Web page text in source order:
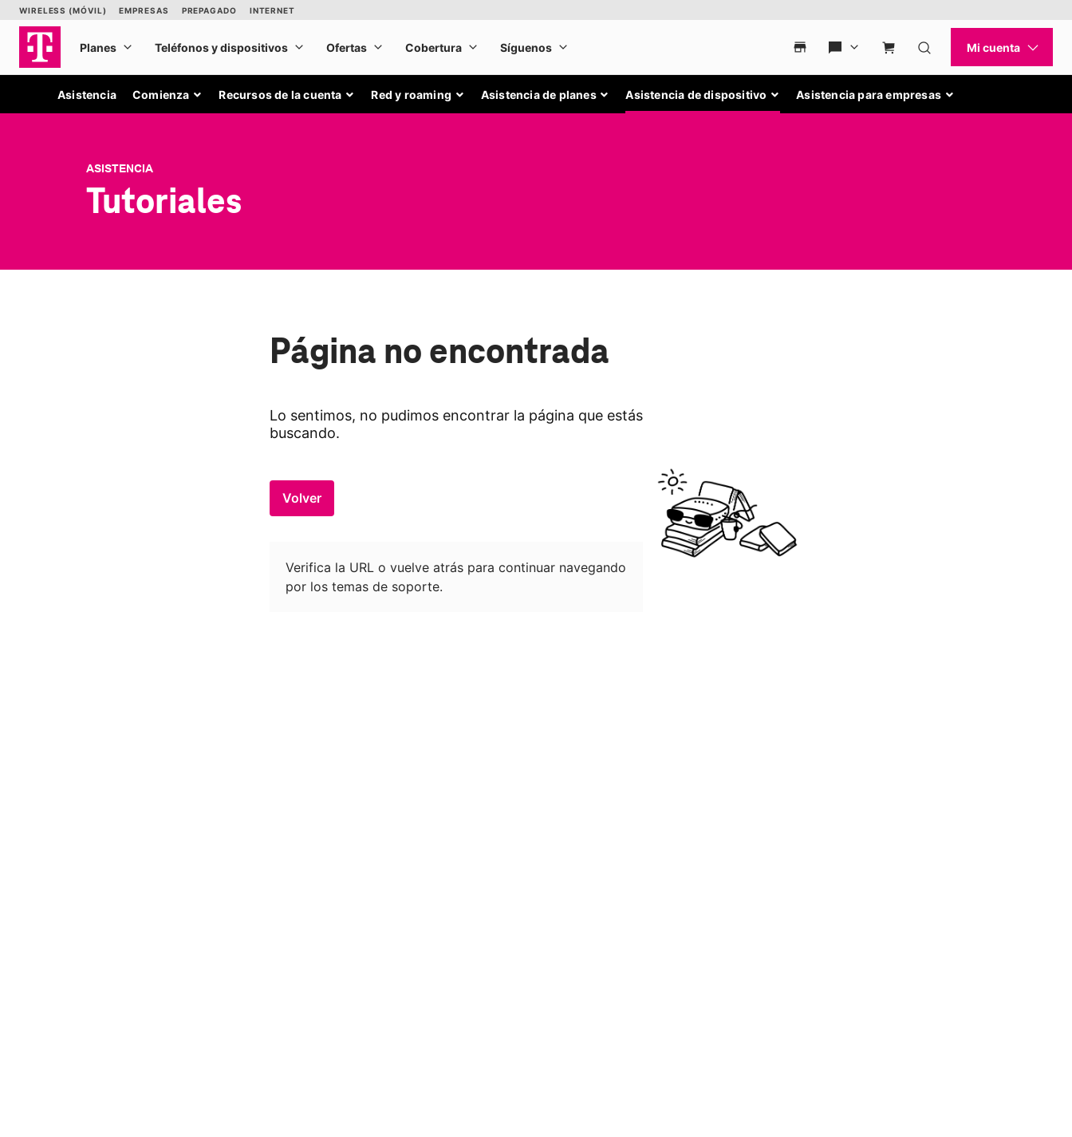
Asistencia Comienza Recursos de la cuenta Red y roaming Asistencia de planes Asistencia de dispositivo Asistencia para empresas
ASISTENCIA
Tutoriales